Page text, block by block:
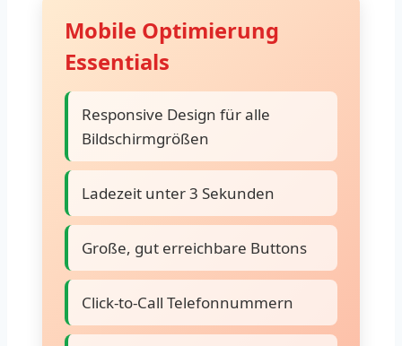
Mobile Optimierung
Essentials
Responsive Design für alle
Bildschirmgrößen
Ladezeit unter 3 Sekunden
Große, gut erreichbare Buttons
Click-to-Call Telefonnummern